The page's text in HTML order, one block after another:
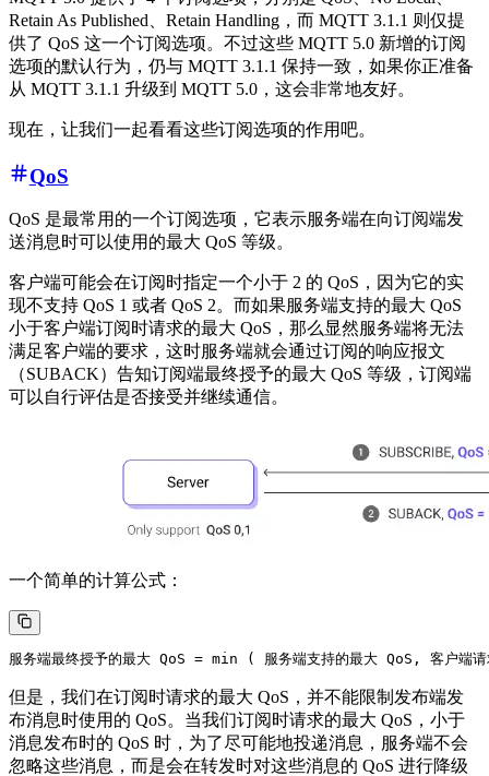
Retain As Published、Retain Handling，而 MQTT 3.1.1 则仅提
供了 QoS 这一个订阅选项。不过这些 MQTT 5.0 新增的订阅
选项的默认行为，仍与 MQTT 3.1.1 保持一致，如果你正准备
从 MQTT 3.1.1 升级到 MQTT 5.0，这会非常地友好。
现在，让我们一起看看这些订阅选项的作用吧。
QoS
QoS 是最常用的一个订阅选项，它表示服务端在向订阅端发
送消息时可以使用的最大 QoS 等级。
客户端可能会在订阅时指定一个小于 2 的 QoS，因为它的实
现不支持 QoS 1 或者 QoS 2。而如果服务端支持的最大 QoS
小于客户端订阅时请求的最大 QoS，那么显然服务端将无法
满足客户端的要求，这时服务端就会通过订阅的响应报文
（SUBACK）告知订阅端最终授予的最大 QoS 等级，订阅端
可以自行评估是否接受并继续通信。
一个简单的计算公式：
但是，我们在订阅时请求的最大 QoS，并不能限制发布端发
布消息时使用的 QoS。当我们订阅时请求的最大 QoS，小于
消息发布时的 QoS 时，为了尽可能地投递消息，服务端不会
忽略这些消息，而是会在转发时对这些消息的 QoS 进行降级